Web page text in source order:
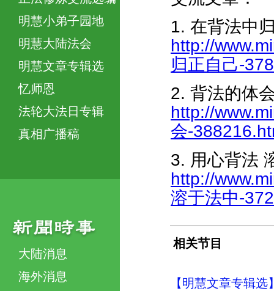
明慧小弟子园地
明慧大陆法会
明慧文章专辑选
忆师恩
法轮大法日专辑
真相广播稿
大陆消息
海外消息
1. 在背法中
http://
归正自己-
2. 背法的体
http://
会-
3. 用心背法
http://
溶于法中-
相关节目
【明慧文章专辑